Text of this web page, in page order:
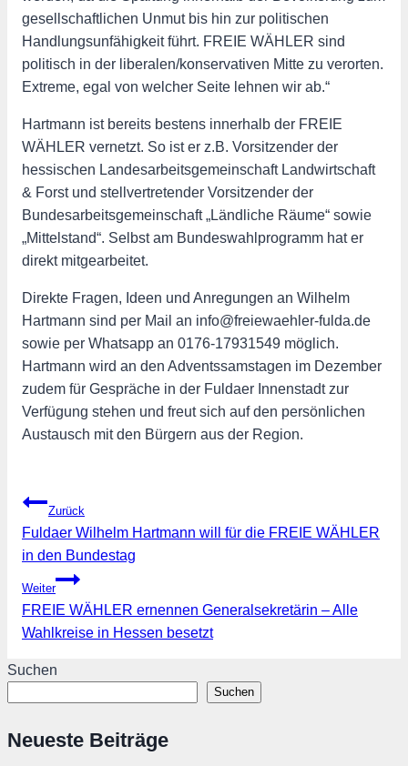
gesellschaftlichen Unmut bis hin zur politischen
Handlungsunfähigkeit führt. FREIE WÄHLER sind
politisch in der liberalen/konservativen Mitte zu verorten.
Extreme, egal von welcher Seite lehnen wir ab.“
Hartmann ist bereits bestens innerhalb der FREIE
WÄHLER vernetzt. So ist er z.B. Vorsitzender der
hessischen Landesarbeitsgemeinschaft Landwirtschaft
& Forst und stellvertretender Vorsitzender der
Bundesarbeitsgemeinschaft „Ländliche Räume“ sowie
„Mittelstand“. Selbst am Bundeswahlprogramm hat er
direkt mitgearbeitet.
Direkte Fragen, Ideen und Anregungen an Wilhelm
Hartmann sind per Mail an info@freiewaehler-fulda.de
sowie per Whatsapp an 0176-17931549 möglich.
Hartmann wird an den Adventssamstagen im Dezember
zudem für Gespräche in der Fuldaer Innenstadt zur
Verfügung stehen und freut sich auf den persönlichen
Austausch mit den Bürgern aus der Region.
Beitragsnavigation
Zurück
Fuldaer Wilhelm Hartmann will für die FREIE WÄHLER
in den Bundestag
Weiter
FREIE WÄHLER ernennen Generalsekretärin – Alle
Wahlkreise in Hessen besetzt
Suchen
Suchen
Neueste Beiträge